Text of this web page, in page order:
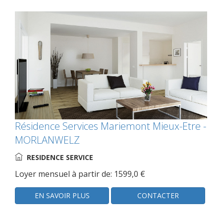
Résidence Services Mariemont Mieux-Etre -
MORLANWELZ
RESIDENCE SERVICE
Loyer mensuel à partir de: 1599,0 €
EN SAVOIR PLUS CONTACTER